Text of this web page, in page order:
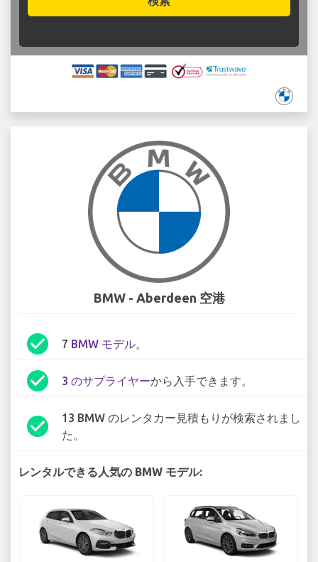
BMW - Aberdeen 空港
check_circle 7 BMW モデル。
check_circle 3 のサプライヤーから入手できます。
check_circle
13 BMW のレンタカー見積もりが検索されまし
た。
レンタルできる人気の BMW モデル: